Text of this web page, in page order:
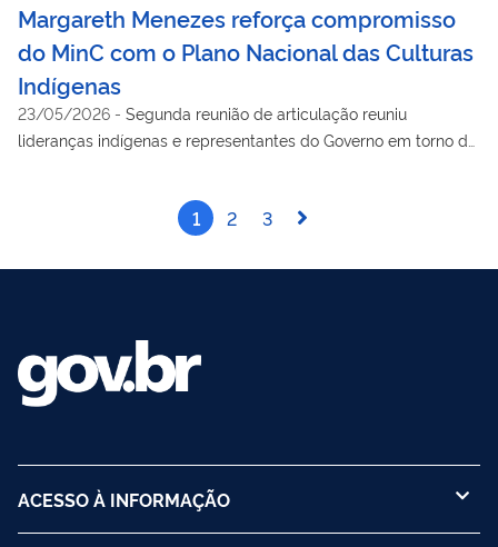
Margareth Menezes reforça compromisso
do MinC com o Plano Nacional das Culturas
Indígenas
23/05/2026 - Segunda reunião de articulação reuniu
lideranças indígenas e representantes do Governo em torno da
1 2 3
ACESSO À INFORMAÇÃO